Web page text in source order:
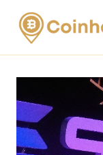
Skip
content